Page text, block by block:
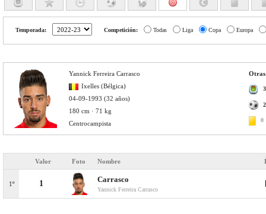
Temporada: Competición: Todas Liga Copa Europa
Otras
3
2
0
Yannick Ferreira Carrasco
Ixelles (Bélgica)
04-09-1993 (32 años)
180 cm · 71 kg
Centrocampista
Valor Foto Nombre
1º 1 Carrasco
Yannick Ferreira Carrasco